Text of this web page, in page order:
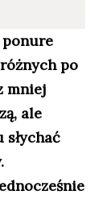
ponure
po
mniej
ale